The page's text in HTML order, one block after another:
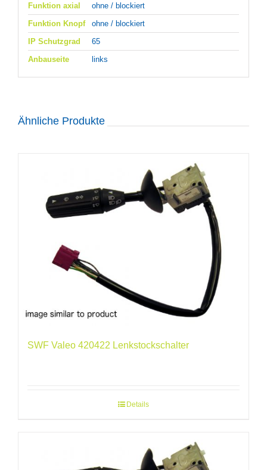
Funktion axial
ohne / blockiert
Funktion Knopf
ohne / blockiert
IP Schutzgrad
65
Anbauseite
links
Ähnliche Produkte
SWF Valeo 420422 Lenkstockschalter
Details